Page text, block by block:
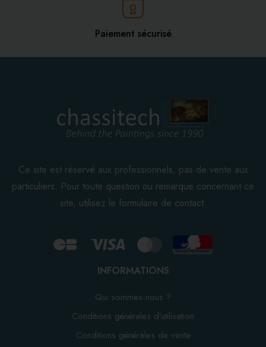
Paiement sécurisé
Ce site est réservé aux professionnels, pas de vente aux
particuliers. Pour toute question ou remarque concernant ce
site, utilisez le formulaire de contact.
INFORMATIONS
Qui sommes-nous ?
Conditions générales d’utilisation
Conditions générales de vente